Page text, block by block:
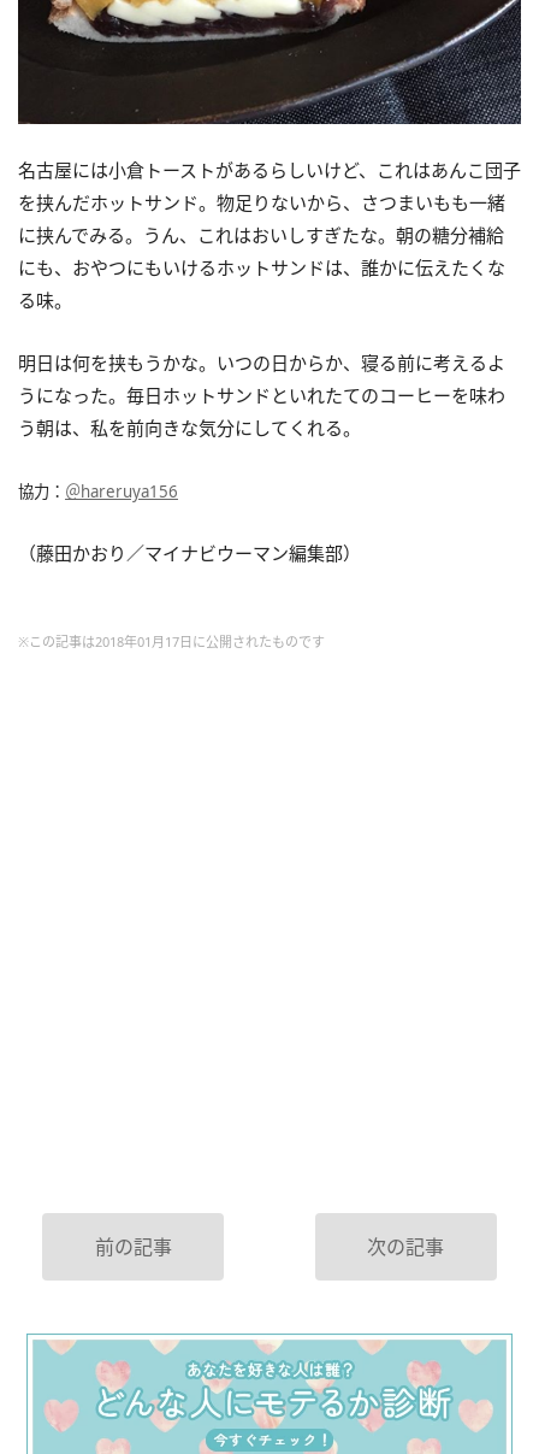
名古屋には小倉トーストがあるらしいけど、これはあんこ団子
を挟んだホットサンド。物足りないから、さつまいもも一緒
に挟んでみる。うん、これはおいしすぎたな。朝の糖分補給
にも、おやつにもいけるホットサンドは、誰かに伝えたくな
る味。
明日は何を挟もうかな。いつの日からか、寝る前に考えるよ
うになった。毎日ホットサンドといれたてのコーヒーを味わ
う朝は、私を前向きな気分にしてくれる。
協力： ＠hareruya156
（藤田かおり／マイナビウーマン編集部）
※この記事は2018年01月17日に公開されたものです
前の記事 次の記事